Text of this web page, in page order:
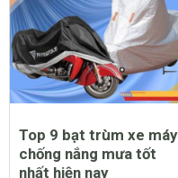
Top 9 bạt trùm xe máy
chống nắng mưa tốt
nhất hiện nay